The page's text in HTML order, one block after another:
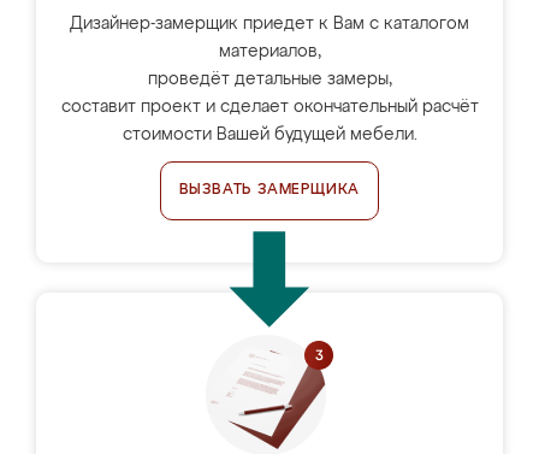
Дизайнер-замерщик приедет к Вам с каталогом
материалов,
проведёт детальные замеры,
составит проект и сделает окончательный расчёт
стоимости Вашей будущей мебели.
ВЫЗВАТЬ ЗАМЕРЩИКА